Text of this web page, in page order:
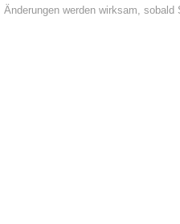
werden wirksam, sobald